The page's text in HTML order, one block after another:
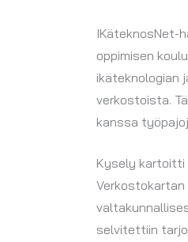
IKäteknosNet-
oppimisen
ikäteknologian
verkostoista.
kanssa
Kysely
selvitettiin